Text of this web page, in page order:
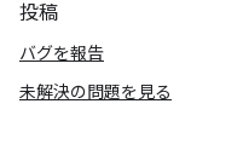
投稿
バグを報告
未解決の問題を見る